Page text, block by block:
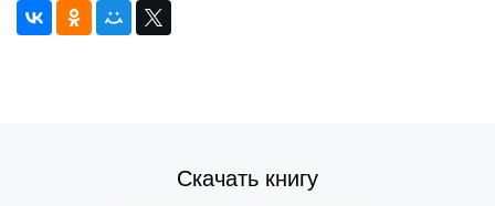
Скачать книгу